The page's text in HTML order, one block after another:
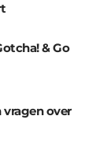
& Go
vragen over